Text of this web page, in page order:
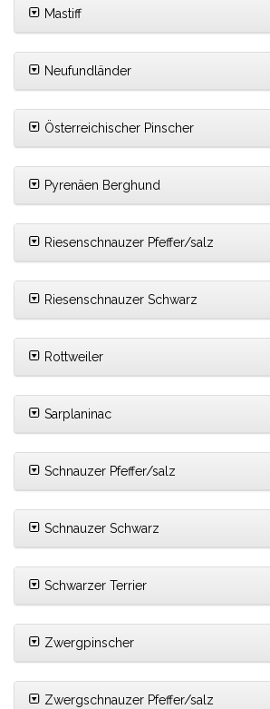
Mastiff
Neufundländer
Österreichischer Pinscher
Pyrenäen Berghund
Riesenschnauzer Pfeffer/salz
Riesenschnauzer Schwarz
Rottweiler
Sarplaninac
Schnauzer Pfeffer/salz
Schnauzer Schwarz
Schwarzer Terrier
Zwergpinscher
Zwergschnauzer Pfeffer/salz